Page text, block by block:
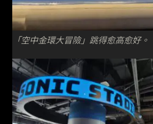
「空中金環大冒險」跳得愈高愈好。